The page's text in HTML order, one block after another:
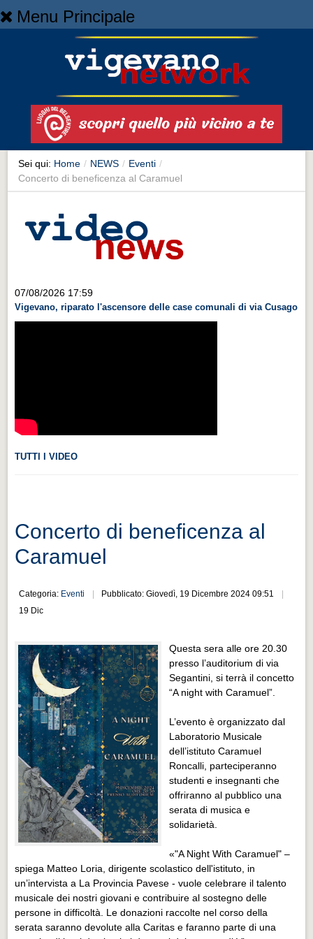
Menu Principale
NEWS
Cronaca
Cronaca
Artes et Artificia
Sport
Territorio
CHI SIAMO
Guida turistica rapida
Musica e teatro
Musica e teatro
Distretto industriale
Muoversi a Vigevano
Muoversi a Vigevano
Cultura e turismo 4.0
Cultura e turismo 4.0
PROGETTI
PROGETTI
Progetti Aperti
Progetti Aperti
Progetti Realizzati
EVENTI
EVENTI
Sei qui: Home / NEWS / Eventi /
Concerto di beneficenza al Caramuel
07/08/2026 17:59
Vigevano, riparato l'ascensore delle case comunali di via Cusago
TUTTI I VIDEO
Concerto di beneficenza al
Caramuel
Categoria: Eventi
Pubblicato: Giovedì, 19 Dicembre 2024 09:51
19 Dic
Questa sera alle ore 20.30
presso l’auditorium di via
Segantini, si terrà il concetto
“A night with Caramuel”.
L’evento è organizzato dal
Laboratorio Musicale
dell’istituto Caramuel
Roncalli, parteciperanno
studenti e insegnanti che
offriranno al pubblico una
serata di musica e
solidarietà.
«"A Night With Caramuel" –
spiega Matteo Loria, dirigente scolastico dell'istituto, in
un’intervista a La Provincia Pavese - vuole celebrare il talento
musicale dei nostri giovani e contribuire al sostegno delle
persone in difficoltà. Le donazioni raccolte nel corso della
serata saranno devolute alla Caritas e faranno parte di una